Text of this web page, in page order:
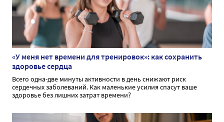
«У меня нет времени для тренировок»: как сохранить
здоровье сердца
Всего одна-две минуты активности в день снижают риск
сердечных заболеваний. Как маленькие усилия спасут ваше
здоровье без лишних затрат времени?